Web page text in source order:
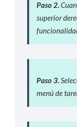
Paso 2.
superior
Paso 3.
menú de